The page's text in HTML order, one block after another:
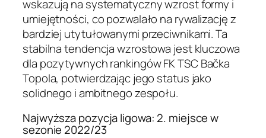
wskazują na systematyczny wzrost formy i
umiejętności, co pozwalało na rywalizację z
bardziej utytułowanymi przeciwnikami. Ta
stabilna tendencja wzrostowa jest kluczowa
dla pozytywnych rankingów FK TSC Bačka
Topola, potwierdzając jego status jako
solidnego i ambitnego zespołu.
Najwyższa pozycja ligowa: 2. miejsce w
sezonie 2022/23